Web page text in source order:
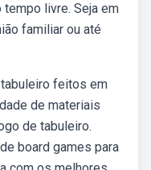
livre. Seja em
familiar ou até
feitos em
de materiais
de tabuleiro.
board games para